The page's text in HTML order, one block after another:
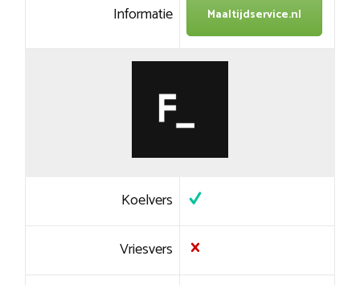
Informatie Maaltijdservice.nl
Koelvers
Vriesvers